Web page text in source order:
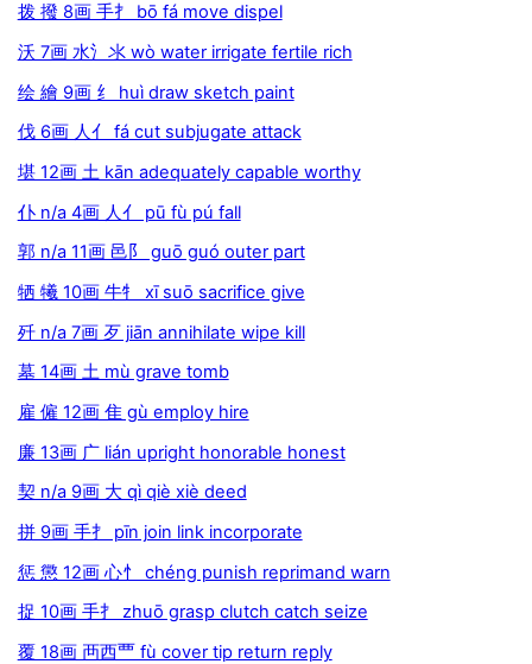
拨 撥 8画 手扌 bō fá move dispel
沃 7画 水氵氺 wò water irrigate fertile rich
绘 繪 9画 纟 huì draw sketch paint
伐 6画 人亻 fá cut subjugate attack
堪 12画 土 kān adequately capable worthy
仆 n/a 4画 人亻 pū fù pú fall
郭 n/a 11画 邑阝 guō guó outer part
牺 犧 10画 牛牜 xī suō sacrifice give
歼 n/a 7画 歹 jiān annihilate wipe kill
墓 14画 土 mù grave tomb
雇 僱 12画 隹 gù employ hire
廉 13画 广 lián upright honorable honest
契 n/a 9画 大 qì qiè xiè deed
拼 9画 手扌 pīn join link incorporate
惩 懲 12画 心忄 chéng punish reprimand warn
捉 10画 手扌 zhuō grasp clutch catch seize
覆 18画 襾西覀 fù cover tip return reply